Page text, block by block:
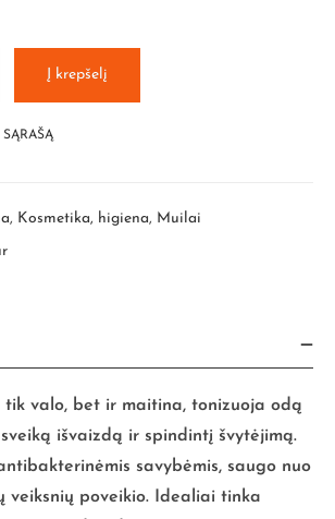
Į krepšelį
, Kosmetika, higiena, Muilai
tik valo, bet ir maitina, tonizuoja odą
išvaizdą ir spindintį švytėjimą.
savybėmis, saugo nuo
veiksnių poveikio. Idealiai tinka